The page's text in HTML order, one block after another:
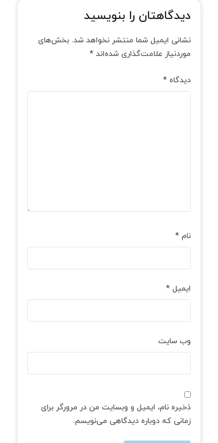
دیدگاهتان را بنویسید
نشانی ایمیل شما منتشر نخواهد شد. بخش‌های
موردنیاز علامت‌گذاری شده‌اند *
دیدگاه *
نام *
ایمیل *
وب‌ سایت
ذخیره نام، ایمیل و وبسایت من در مرورگر برای
زمانی که دوباره دیدگاهی می‌نویسم.